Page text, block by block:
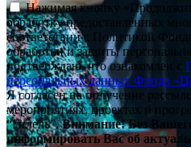
Нажимая кнопку
обработку предоставленных
соответствии с Политикой
обработки и защиты
подтверждаю, что ознакомлен с
персональных данных Фонда
Я согласен на получение
мероприятиях, проектах и
“Гилель”.Внимание! Без
информировать Вас об